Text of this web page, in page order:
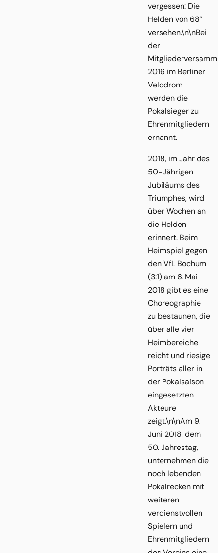
vergessen: Die
Helden von 68“
versehen.\n\nBei
der
2016 im Berliner
Velodrom
werden die
Pokalsieger zu
Ehrenmitgliedern
ernannt.
2018, im Jahr des
50-Jährigen
Jubiläums des
Triumphes, wird
über Wochen an
die Helden
erinnert. Beim
Heimspiel gegen
den VfL Bochum
(3:1) am 6. Mai
2018 gibt es eine
Choreographie
zu bestaunen, die
über alle vier
Heimbereiche
reicht und riesige
Porträts aller in
der Pokalsaison
eingesetzten
Akteure
zeigt.\n\nAm 9.
Juni 2018, dem
50. Jahrestag,
unternehmen die
noch lebenden
Pokalrecken mit
weiteren
verdienstvollen
Spielern und
Ehrenmitgliedern